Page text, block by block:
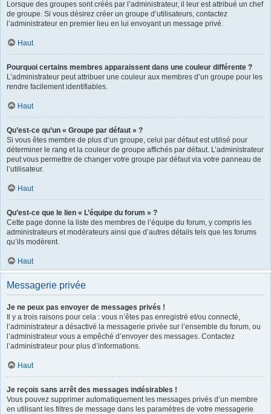
Lorsque des groupes sont créés par l’administrateur, il leur est attribué un chef
de groupe. Si vous désirez créer un groupe d’utilisateurs, contactez
l’administrateur en premier lieu en lui envoyant un message privé.
Haut
Pourquoi certains membres apparaissent dans une couleur différente ?
L’administrateur peut attribuer une couleur aux membres d’un groupe pour les
rendre facilement identifiables.
Haut
Qu’est-ce qu’un « Groupe par défaut » ?
Si vous êtes membre de plus d’un groupe, celui par défaut est utilisé pour
déterminer le rang et la couleur de groupe affichés par défaut. L’administrateur
peut vous permettre de changer votre groupe par défaut via votre panneau de
l’utilisateur.
Haut
Qu’est-ce que le lien « L’équipe du forum » ?
Cette page donne la liste des membres de l’équipe du forum, y compris les
administrateurs et modérateurs ainsi que d’autres détails tels que les forums
qu’ils modèrent.
Haut
Messagerie privée
Je ne peux pas envoyer de messages privés !
Il y a trois raisons pour cela : vous n’êtes pas enregistré et/ou connecté,
l’administrateur a désactivé la messagerie privée sur l’ensemble du forum, ou
l’administrateur vous a empêché d’envoyer des messages. Contactez
l’administrateur pour plus d’informations.
Haut
Je reçois sans arrêt des messages indésirables !
Vous pouvez supprimer automatiquement les messages privés d’un membre
en utilisant les filtres de message dans les paramètres de votre messagerie